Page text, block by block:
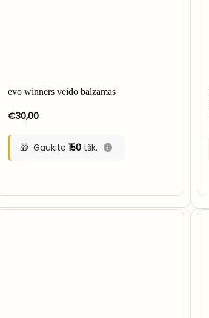
evo winners veido balzamas
€30,00
Gaukite 150tšk.